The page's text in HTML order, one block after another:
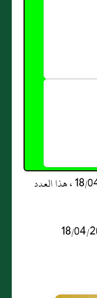
* : عدد المشاهدات و التنزيل منذ 18/04/2013 ، هذا العدد